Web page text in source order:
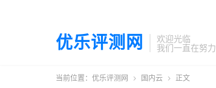
优乐评测网
欢迎光临
我们一直在努力
当前位置： 优乐评测网  国内云  正文